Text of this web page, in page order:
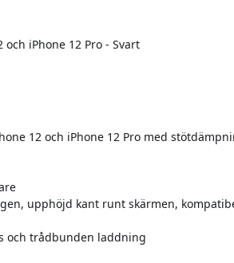
iPhone 12 Pro - Svart
12 och iPhone 12 Pro med
upphöjd kant runt skärmen,
och trådbunden laddning